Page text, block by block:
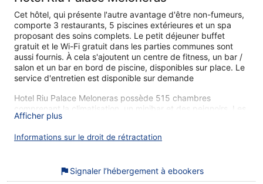
Cet hôtel, qui présente l'autre avantage d'être non-fumeurs,
comporte 3 restaurants, 5 piscines extérieures et un spa
proposant des soins complets. Le petit déjeuner buffet
gratuit et le Wi-Fi gratuit dans les parties communes sont
aussi fournis. À cela s'ajoutent un centre de fitness, un bar /
salon et un bar en bord de piscine, disponibles sur place. Le
service d'entretien est disponible sur demande
Hotel Riu Palace Meloneras possède 515 chambres
comprenant la climatisation, un minibar et des peignoirs. Les
chambres donnent sur un balcon. Une télévision à écran plat
Les salles de bain comprennent une douche et un sèche-
possèdent un fer / une planche à repasser et un ventilateur
Afficher plus
Informations sur le droit de rétractation
Signaler l’hébergement à ebookers